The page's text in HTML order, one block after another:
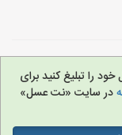
را تبلیغ کنید برای
در سایت «نت عسل»